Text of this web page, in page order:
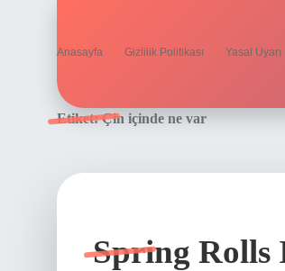
Anasayfa Gizlilik Politikası Yasal Uyarı
Etiket:Çin içinde ne var
Spring Rolls